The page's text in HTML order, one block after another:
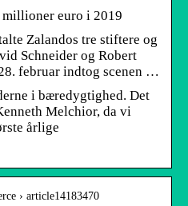
euro i 2019
Zalandos tre stiftere og
Schneider og Robert
februar indtog scenen …
i bæredygtighed. Det
Melchior, da vi
årlige
› article14183470